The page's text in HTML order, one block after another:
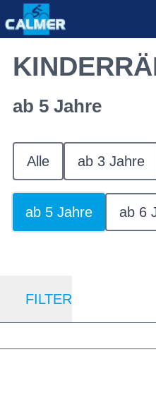
ab 5 Jahre
Alle ab 3 Jahre
ab 5 Jahre ab 6
FILTER